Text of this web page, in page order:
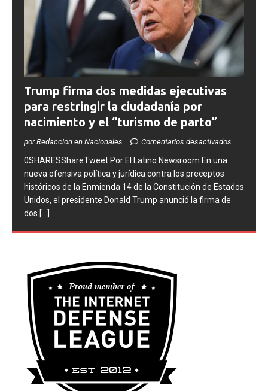
Trump firma dos medidas ejecutivas
para restringir la ciudadanía por
nacimiento y el “turismo de parto”
por Redaccion en Nacionales
0SHARESShareTweet ​Por El Latino Newsroom ​En una
nueva ofensiva política y jurídica contra los preceptos
históricos de la Enmienda 14 de la Constitución de Estados
Unidos, el presidente Donald Trump anunció la firma de
[...]